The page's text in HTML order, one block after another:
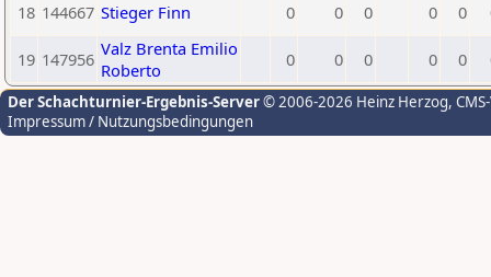
18 144667 Stieger Finn 0 0 0 0 0
19 147956 Valz Brenta Emilio
Roberto
0 0 0 0 0
Der Schachturnier-Ergebnis-Server© 2006-2026 Heinz Herzog,
Impressum / Nutzungsbedingungen